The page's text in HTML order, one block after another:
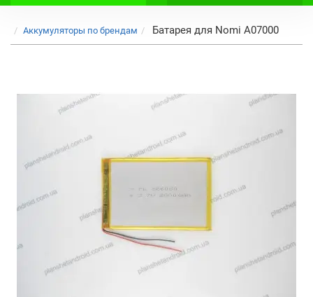
Аккумуляторы по брендам Батарея для Nomi A07000